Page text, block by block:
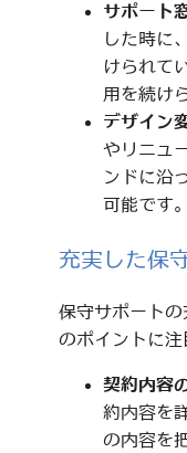
サポート
した時に
けられて
用を続け
デザイン
やリニュ
ンドに沿
可能です。
充実した保
保守サポート
のポイントに注
契約内容
約内容を
の内容を